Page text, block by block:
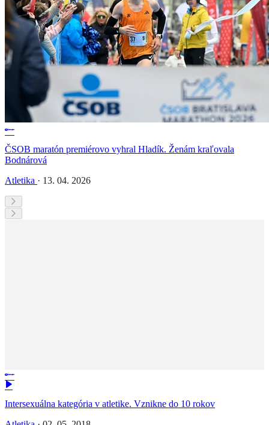
ČSOB maratón premiérovo vyhral Hladík. Ženám kraľovala
Bodnárová
Atletika · 13. 04. 2026
Intersexuálna kategória v atletike. Vznikne do 10 rokov